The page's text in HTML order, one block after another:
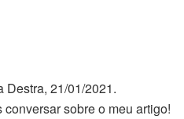
Destra, 21/01/2021.
sobre o meu artigo!